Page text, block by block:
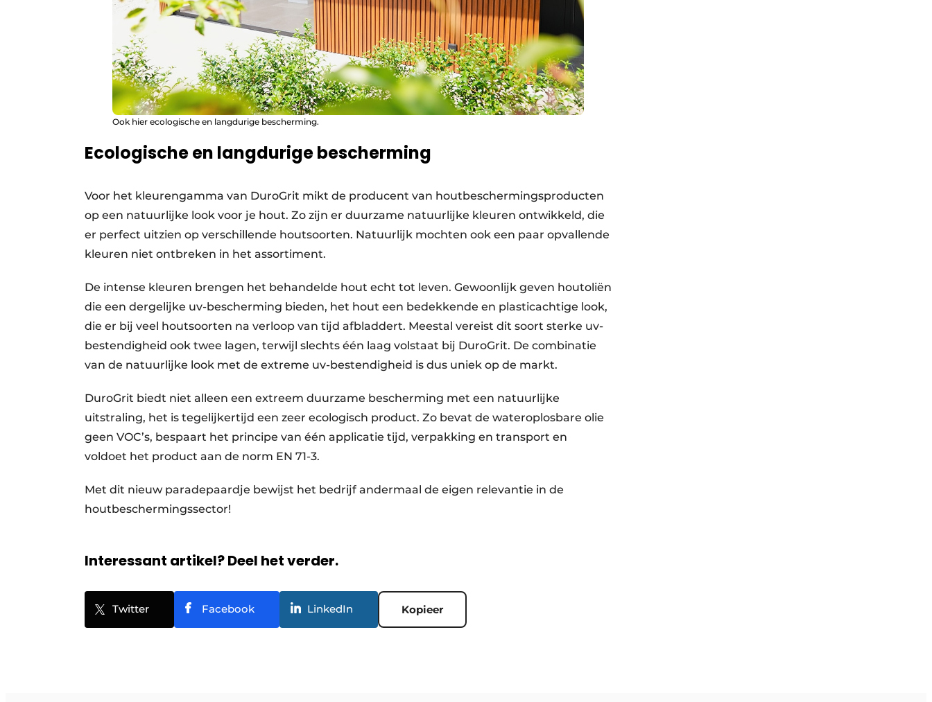
Ook hier ecologische en langdurige bescherming.
Ecologische en langdurige bescherming
Voor het kleurengamma van DuroGrit mikt de producent van houtbeschermingsproducten
op een natuurlijke look voor je hout. Zo zijn er duurzame natuurlijke kleuren ontwikkeld, die
er perfect uitzien op verschillende houtsoorten. Natuurlijk mochten ook een paar opvallende
kleuren niet ontbreken in het assortiment.
De intense kleuren brengen het behandelde hout echt tot leven. Gewoonlijk geven houtoliën
die een dergelijke uv-bescherming bieden, het hout een bedekkende en plasticachtige look,
die er bij veel houtsoorten na verloop van tijd afbladdert. Meestal vereist dit soort sterke uv-
bestendigheid ook twee lagen, terwijl slechts één laag volstaat bij DuroGrit. De combinatie
van de natuurlijke look met de extreme uv-bestendigheid is dus uniek op de markt.
DuroGrit biedt niet alleen een extreem duurzame bescherming met een natuurlijke
uitstraling, het is tegelijkertijd een zeer ecologisch product. Zo bevat de wateroplosbare olie
geen VOC’s, bespaart het principe van één applicatie tijd, verpakking en transport en
voldoet het product aan de norm EN 71-3.
Met dit nieuw paradepaardje bewijst het bedrijf andermaal de eigen relevantie in de
houtbeschermingssector!
Interessant artikel? Deel het verder.
Twitter Facebook LinkedIn Kopieer